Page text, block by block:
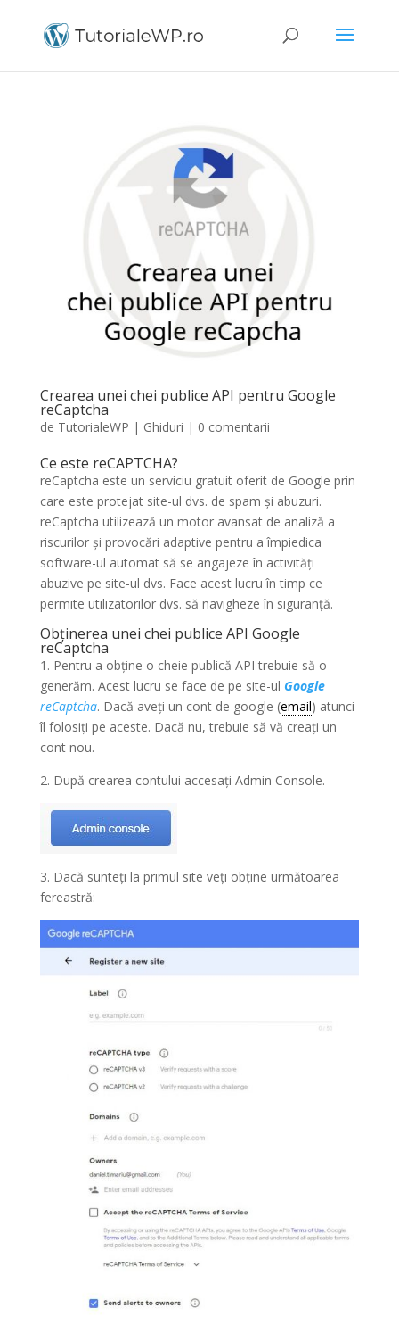
Crearea unei chei publice API pentru Google
reCaptcha
de TutorialeWP | Ghiduri | 0 comentarii
Ce este reCAPTCHA?
reCaptcha este un serviciu gratuit oferit de Google prin
care este protejat site-ul dvs. de spam și abuzuri.
reCaptcha utilizează un motor avansat de analiză a
riscurilor și provocări adaptive pentru a împiedica
software-ul automat să se angajeze în activități
abuzive pe site-ul dvs. Face acest lucru în timp ce
permite utilizatorilor dvs. să navigheze în siguranță.
Obținerea unei chei publice API Google
reCaptcha
1. Pentru a obține o cheie publică API trebuie să o
generăm. Acest lucru se face de pe site-ul Google
reCaptcha. Dacă aveți un cont de google (email) atunci
îl folosiți pe aceste. Dacă nu, trebuie să vă creați un
cont nou.
2. După crearea contului accesați Admin Console.
3. Dacă sunteți la primul site veți obține următoarea
fereastră: